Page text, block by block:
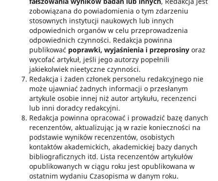
zobowiązana do powiadomienia o tym zdarzeniu
stosownych instytucji naukowych lub innych
odpowiednich organów w celu przeprowadzenia
odpowiednich czynności. Redakcja powinna
publikować poprawki, wyjaśnienia i przeprosiny oraz
wycofać artykuł, jeśli jego autorzy popełnili
jakiekolwiek nieetyczne czynności.
Redakcja i żaden członek personelu redakcyjnego nie
może ujawniać żadnych informacji o przesłanym
artykule osobie innej niż autor artykułu, recenzenci
lub inni doradcy redakcyjni.
Redakcja powinna opracować i prowadzić bazę danych
recenzentów, aktualizując ją w razie konieczności na
podstawie wyników recenzentów, osobistych
kontaktów akademickich, akademickiej bazy danych
bibliograficznych itd. Lista recenzentów artykułów
opublikowanych w ciągu roku jest opublikowana w
ostatnim wydaniu Czasopisma w danym roku.